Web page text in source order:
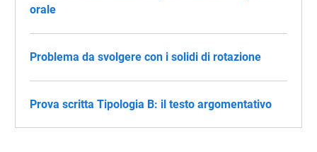
orale
Problema da svolgere con i solidi di rotazione
Prova scritta Tipologia B: il testo argomentativo